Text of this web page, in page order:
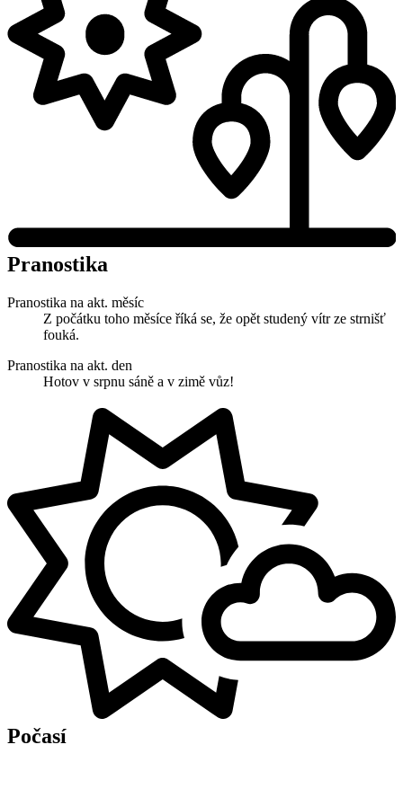
Pranostika
Pranostika na akt. měsíc
Z počátku toho měsíce říká se, že opět studený vítr ze strnišť
fouká.
Pranostika na akt. den
Hotov v srpnu sáně a v zimě vůz!
Počasí